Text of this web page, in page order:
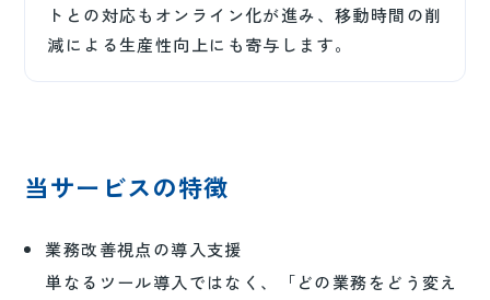
トとの対応もオンライン化が進み、移動時間の削
減による生産性向上にも寄与します。
当サービスの特徴
業務改善視点の導入支援
単なるツール導入ではなく、「どの業務をどう変え